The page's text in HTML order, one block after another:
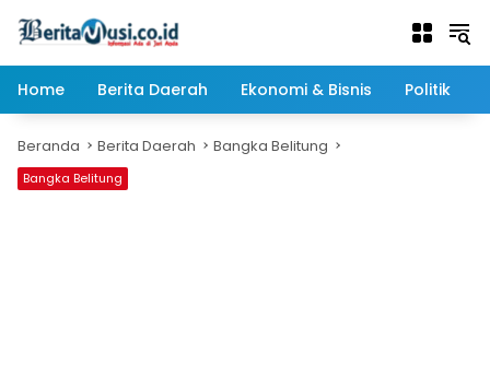
Home
Berita Daerah Ekonomi & Bisnis Politik
Beranda Berita Daerah Bangka Belitung
Bangka Belitung